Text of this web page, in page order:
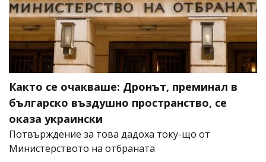
Както се очакваше: Дронът, преминал в
българско въздушно пространство, се
оказа украински
Потвърждение за това дадоха току-що от
Министерството на отбраната